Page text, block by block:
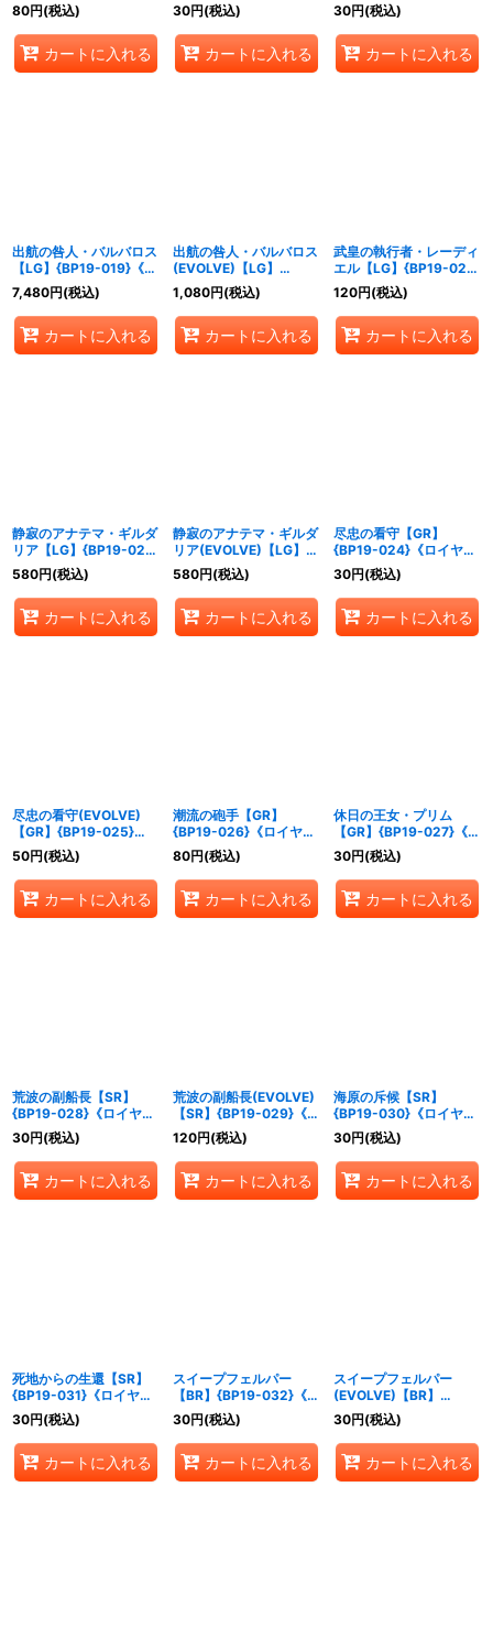
80円(税込)
カートに入れる
30円(税込)
カートに入れる
30円(税込)
カートに入れる
出航の咎人・バルバロス
【LG】{BP19-019}《ロ
イヤル》
7,480円(税込)
カートに入れる
出航の咎人・バルバロス
(EVOLVE)【LG】
{BP19-020}《ロイヤ
ル》
1,080円(税込)
カートに入れる
武皇の執行者・レーディ
エル【LG】{BP19-021}
《ロイヤル》
120円(税込)
カートに入れる
静寂のアナテマ・ギルダ
リア【LG】{BP19-022}
《ロイヤル》
580円(税込)
カートに入れる
静寂のアナテマ・ギルダ
リア(EVOLVE)【LG】
{BP19-023}《ロイヤ
ル》
580円(税込)
カートに入れる
尽忠の看守【GR】
{BP19-024}《ロイヤ
ル》
30円(税込)
カートに入れる
尽忠の看守(EVOLVE)
【GR】{BP19-025}
《ロイヤル》
50円(税込)
カートに入れる
潮流の砲手【GR】
{BP19-026}《ロイヤ
ル》
80円(税込)
カートに入れる
休日の王女・プリム
【GR】{BP19-027}《ロ
イヤル》
30円(税込)
カートに入れる
荒波の副船長【SR】
{BP19-028}《ロイヤ
ル》
30円(税込)
カートに入れる
荒波の副船長(EVOLVE)
【SR】{BP19-029}《ロ
イヤル》
120円(税込)
カートに入れる
海原の斥候【SR】
{BP19-030}《ロイヤ
ル》
30円(税込)
カートに入れる
死地からの生還【SR】
{BP19-031}《ロイヤ
ル》
30円(税込)
カートに入れる
スイープフェルパー
【BR】{BP19-032}《ロ
イヤル》
30円(税込)
カートに入れる
スイープフェルパー
(EVOLVE)【BR】
{BP19-033}《ロイヤ
ル》
30円(税込)
カートに入れる